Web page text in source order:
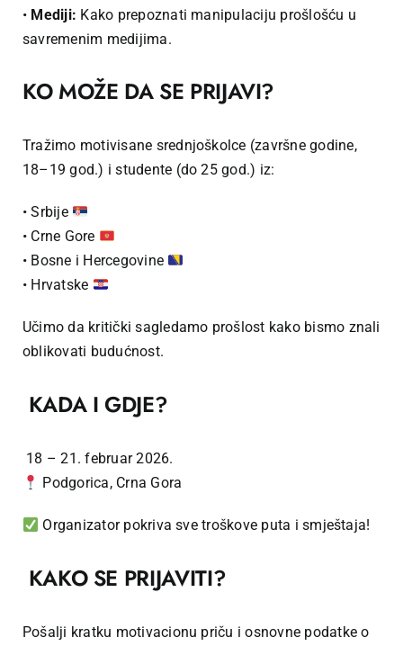
• Mediji: Kako prepoznati manipulaciju prošlošću u
savremenim medijima.
KO MOŽE DA SE PRIJAVI?
Tražimo motivisane srednjoškolce (završne godine,
18–19 god.) i studente (do 25 god.) iz:
• Srbije
• Crne Gore
• Bosne i Hercegovine
• Hrvatske
Učimo da kritički sagledamo prošlost kako bismo znali
oblikovati budućnost.
KADA I GDJE?
18 – 21. februar 2026.
Podgorica, Crna Gora
Organizator pokriva sve troškove puta i smještaja!
KAKO SE PRIJAVITI?
Pošalji kratku motivacionu priču i osnovne podatke o